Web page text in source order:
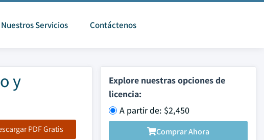
Nuestros Servicios Contáctenos
y
PDF Gratis
Explore nuestras opciones de
licencia:
A partir de: $2,450
Comprar Ahora